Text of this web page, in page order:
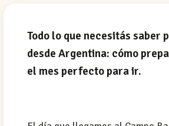
Todo lo que necesitás saber
desde Argentina: cómo
el mes perfecto para ir.